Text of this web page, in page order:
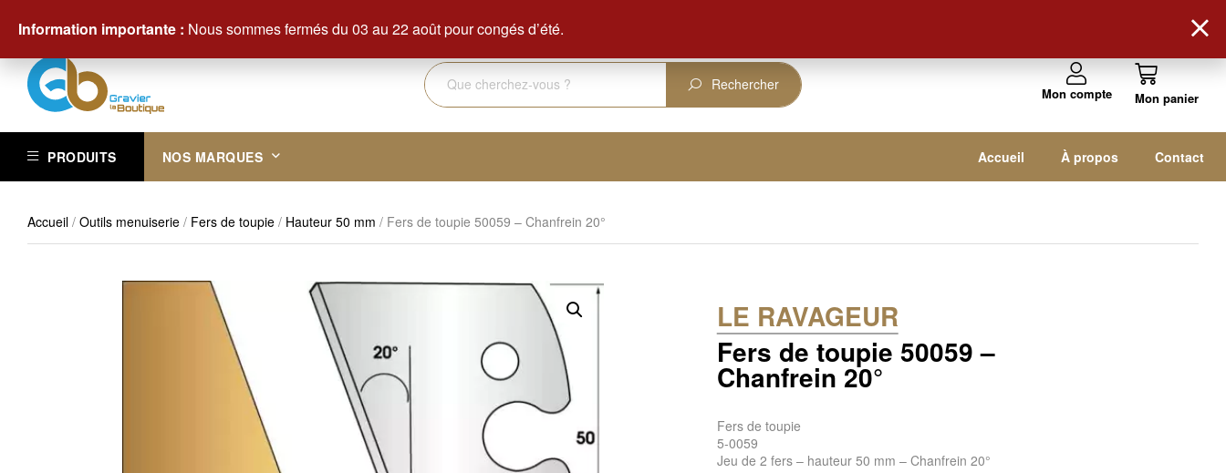
ENVOI GRATUIT DÈS 350 € D'ACHAT
Rechercher Mon compte
PRODUITS NOS MARQUES Accueil À propos Contact
Accueil / Outils menuiserie / Fers de toupie / Hauteur 50 mm / Fers de toupie 50059 – Chanfrein 20°
LE RAVAGEUR
Fers de toupie 50059 –
Chanfrein 20°
Fers de toupie
5-0059
Jeu de 2 fers – hauteur 50 mm – Chanfrein 20°
Information importante : Nous sommes fermés du 03 au 22 août pour congés d’été.